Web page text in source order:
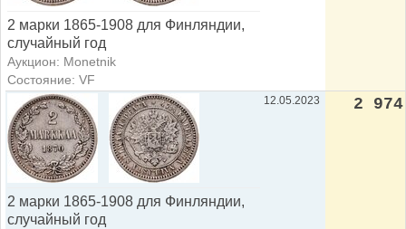
2 марки 1865-1908 для Финляндии,
случайный год
Аукцион: Monetnik
Состояние: VF
2 марки 1865-1908 для Финляндии,
случайный год
12.05.2023 2 974